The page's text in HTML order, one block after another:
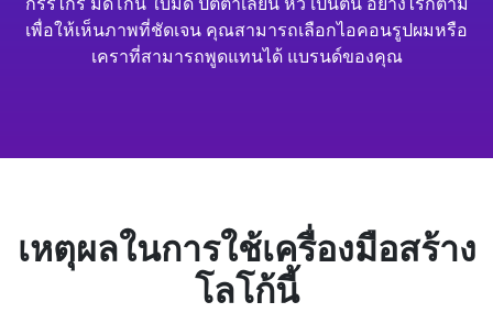
เพื่อให้เห็นภาพที่ชัดเจน คุณสามารถเลือกไอคอนรูปผมหรือ
เคราที่สามารถพูดแทนได้ แบรนด์ของคุณ
เหตุผลในการใช้เครื่องมือสร้าง
โลโก้นี้